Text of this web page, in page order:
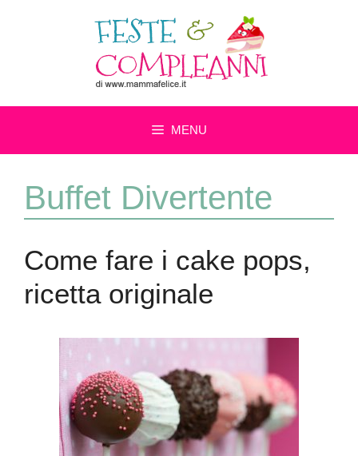
MENU
Buffet Divertente
Come fare i cake pops,
ricetta originale